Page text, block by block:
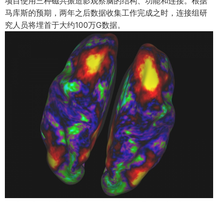
马库斯的预期，两年之后数据收集工作完成之时，连接组研
究人员将埋首于大约100万G数据。